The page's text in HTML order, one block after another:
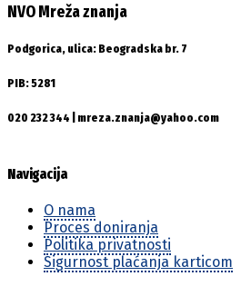
NVO Mreža znanja
Podgorica, ulica: Beogradska br. 7
PIB: 5281
020 232 344 | mreza.znanja@yahoo.com
Navigacija
O nama
Proces doniranja
Politika privatnosti
Sigurnost plaćanja karticom